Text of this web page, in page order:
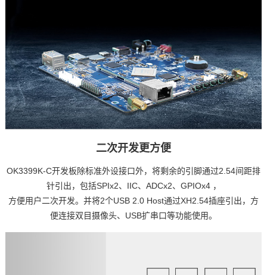
二次开发更方便
OK3399K-C开发板除标准外设接口外，将剩余的引脚通过2.54间距排
针引出，包括SPIx2、IIC、ADCx2、GPIOx4 ，
方便用户二次开发。并将2个USB 2.0 Host通过XH2.54插座引出，方
便连接双目摄像头、USB扩串口等功能使用。